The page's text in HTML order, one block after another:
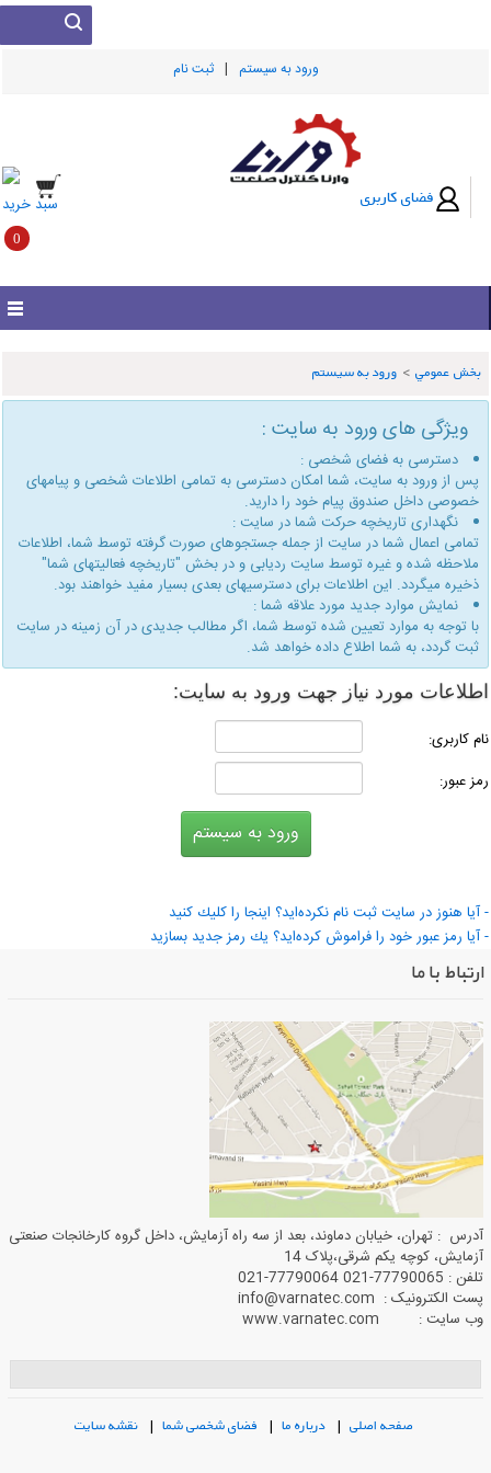
ورود به سيستم| ثبت نام
فضای کاربری سبد خرید
0
بخش عمومي> ورود به سیستم
ویژگی های ورود به سایت :
دسترسی به فضای شخصی :
پس از ورود به سایت، شما امكان دسترسی به تمامی اطلاعات شخصی و پیامهای
خصوصی داخل صندوق پیام خود را دارید.
نگهداری تاریخچه حركت شما در سایت :
تمامی اعمال شما در سایت از جمله جستجوهای صورت گرفته توسط شما، اطلاعات
ملاحظه شده و غیره توسط سایت ردیابی و در بخش "تاریخچه فعالیتهای شما"
ذخیره میگردد. این اطلاعات برای دسترسیهای بعدی بسیار مفید خواهند بود.
نمایش موارد جدید مورد علاقه شما :
با توجه به موارد تعیین شده توسط شما، اگر مطالب جدیدی در آن زمینه در سایت
ثبت گردد، به شما اطلاع داده خواهد شد.
اطلاعات مورد نیاز جهت ورود به سایت:
نام كاربری:
رمز عبور:
- آیا هنوز در سایت ثبت نام نكرده‌اید؟ اینجا را كلیك كنید
- آیا رمز عبور خود را فراموش كرده‌اید؟ یك رمز جدید بسازید
ارتباط با ما
آدرس : تهران، خیابان دماوند، بعد از سه راه آزمایش، داخل گروه کارخانجات صنعتی
آزمایش، کوچه یکم شرقی،پلاک 14
تلفن : 77790065-021 77790064-021
پست الکترونیک : info@varnatec.com
وب سایت : www.varnatec.com
صفحه اصلی| درباره ما| فضای شخصی شما| نقشه سایت